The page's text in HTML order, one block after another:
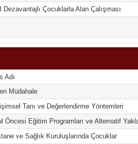
Dezavantajlı Çocuklarla Alan Çalışması
Adı
Müdahale
Tanı ve Değerlendirme Yöntemleri
Öncesi Eğitim Programları ve Alternatif
ve Sağlık Kuruluşlarında Çocuklar